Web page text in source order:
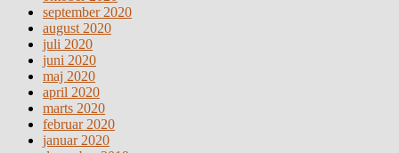
september 2020
august 2020
juli 2020
juni 2020
maj 2020
april 2020
marts 2020
februar 2020
januar 2020